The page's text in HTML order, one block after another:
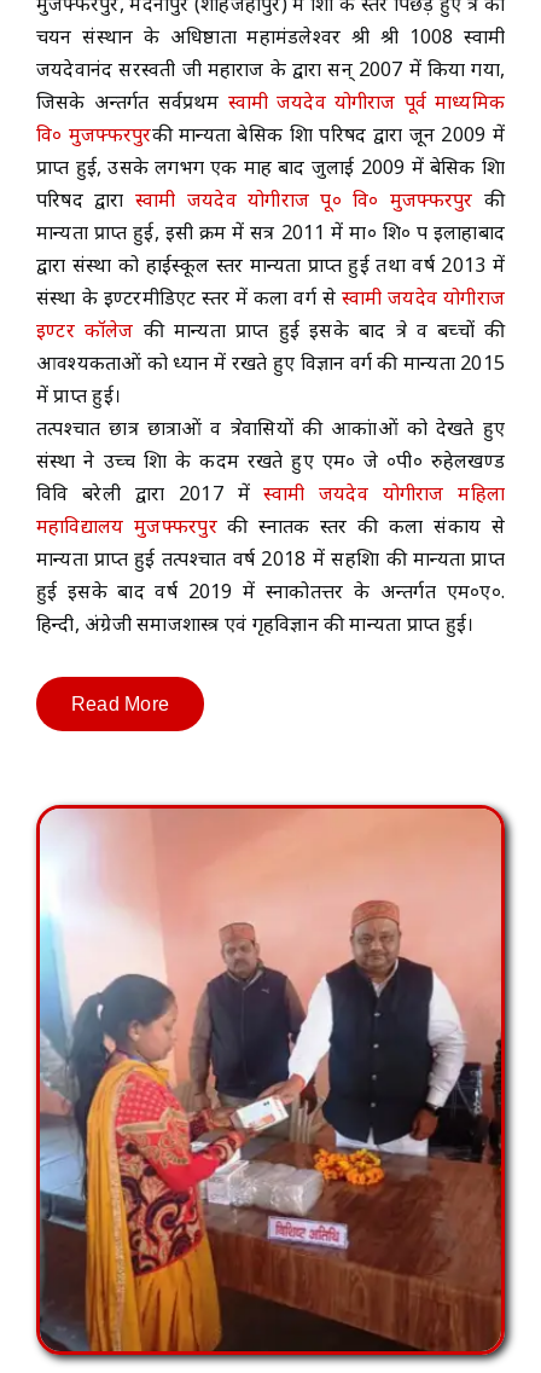
ACADEMICS
NEWS & EVENT
Important Documents
Gallery
Contact Us
चयन संस्थान के अधिष्ठाता महामंडलेश्वर श्री श्री 1008 स्वामी
जयदेवानंद सरस्वती जी महाराज के द्वारा सन् 2007 में किया गया,
जिसके अन्तर्गत सर्वप्रथम स्वामी जयदेव योगीराज पूर्व माध्यमिक
वि० मुजफ्फरपुरकी मान्यता बेसिक शिक्षा परिषद द्वारा जून 2009 में
प्राप्त हुई, उसके लगभग एक माह बाद जुलाई 2009 में बेसिक शिक्षा
परिषद द्वारा स्वामी जयदेव योगीराज पू० वि० मुजफ्फरपुर की
मान्यता प्राप्त हुई, इसी क्रम में सत्र 2011 में मा० शि० प इलाहाबाद
द्वारा संस्था को हाईस्कूल स्तर मान्यता प्राप्त हुई तथा वर्ष 2013 में
संस्था के इण्टरमीडिएट स्तर में कला वर्ग से स्वामी जयदेव योगीराज
इण्टर कॉलेज की मान्यता प्राप्त हुई इसके बाद क्षेत्र व बच्चों की
आवश्यकताओं को ध्यान में रखते हुए विज्ञान वर्ग की मान्यता 2015
में प्राप्त हुई।
तत्पश्चात छात्र छात्राओं व क्षेत्रवासियों की आकांक्षाओं को देखते हुए
संस्था ने उच्च शिक्षा के कदम रखते हुए एम० जे ०पी० रुहेलखण्ड
विवि बरेली द्वारा 2017 मेंस्वामी जयदेव योगीराज महिला
महाविद्यालय मुजफ्फरपुरकी स्नातक स्तर की कला संकाय से
मान्यता प्राप्त हुई तत्पश्चात वर्ष 2018 में सहशिक्षा की मान्यता प्राप्त
हुई इसके बाद वर्ष 2019 में स्नाकोतत्तर के अन्तर्गत एम०ए०.
हिन्दी, अंग्रेजी समाजशास्त्र एवं गृहविज्ञान की मान्यता प्राप्त हुई।
Read More